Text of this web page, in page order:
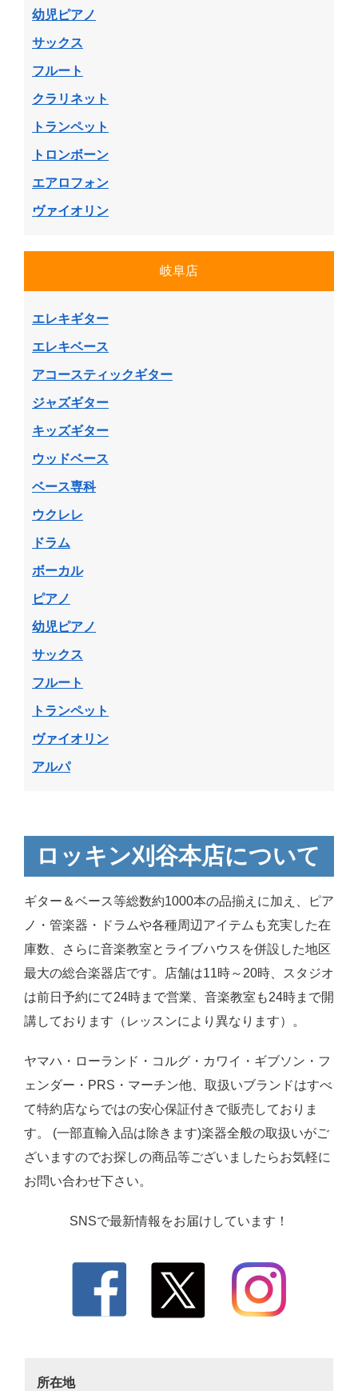
幼児ピアノ
サックス
フルート
クラリネット
トランペット
トロンボーン
エアロフォン
ヴァイオリン
岐阜店
エレキギター
エレキベース
アコースティックギター
ジャズギター
キッズギター
ウッドベース
ベース専科
ウクレレ
ドラム
ボーカル
ピアノ
幼児ピアノ
サックス
フルート
トランペット
ヴァイオリン
アルパ
ロッキン刈谷本店について
ギター＆ベース等総数約1000本の品揃えに加え、ピア
ノ・管楽器・ドラムや各種周辺アイテムも充実した在
庫数、さらに音楽教室とライブハウスを併設した地区
最大の総合楽器店です。店舗は11時～20時、スタジオ
は前日予約にて24時まで営業、音楽教室も24時まで開
講しております（レッスンにより異なります）。
ヤマハ・ローランド・コルグ・カワイ・ギブソン・フ
ェンダー・PRS・マーチン他、取扱いブランドはすべ
て特約店ならではの安心保証付きで販売しておりま
す。 (一部直輸入品は除きます)楽器全般の取扱いがご
ざいますのでお探しの商品等ございましたらお気軽に
お問い合わせ下さい。
SNSで最新情報をお届けしています！
所在地